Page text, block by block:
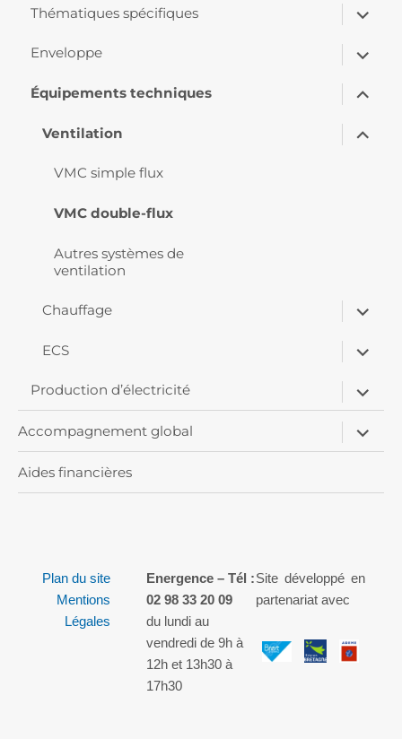
menu
Thématiques spécifiques
ouvrir
le
menu
Enveloppe
ouvrir
le
menu
Équipements techniques
ouvrir
le
menu
Ventilation
ouvrir
le
VMC simple flux
VMC double-flux
Autres systèmes de
ventilation
Chauffage
ouvrir
le
menu
ECS
ouvrir
le
menu
Production d’électricité
ouvrir
le
sous-
menu
Accompagnement global
ouvrir
le
sous-
Aides financières
Plan du site
Mentions
Légales
Energence – Tél :
02 98 33 20 09
du lundi au
vendredi de 9h à
12h et 13h30 à
17h30
Site développé en
partenariat avec